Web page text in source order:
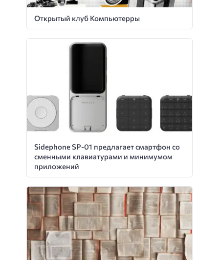
Открытый клуб Компьютерры
Sidephone SP-01 предлагает смартфон со
сменными клавиатурами и минимумом
приложений